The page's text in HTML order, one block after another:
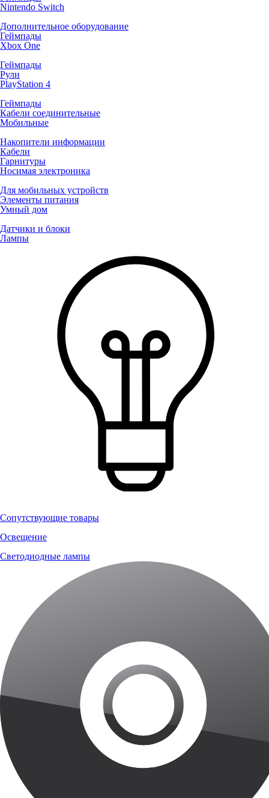
Nintendo Switch
Дополнительное оборудование
Геймпады
Xbox One
Геймпады
Рули
PlayStation 4
Геймпады
Кабели соединительные
Мобильные
Накопители информации
Кабели
Гарнитуры
Носимая электроника
Для мобильных устройств
Элементы питания
Умный дом
Датчики и блоки
Лампы
Сопутствующие товары
Освещение
Светодиодные лампы